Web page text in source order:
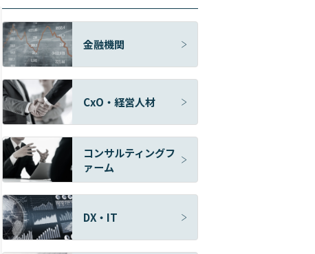
金融機関
CxO・経営人材
コンサルティングフ
ァーム
DX・IT